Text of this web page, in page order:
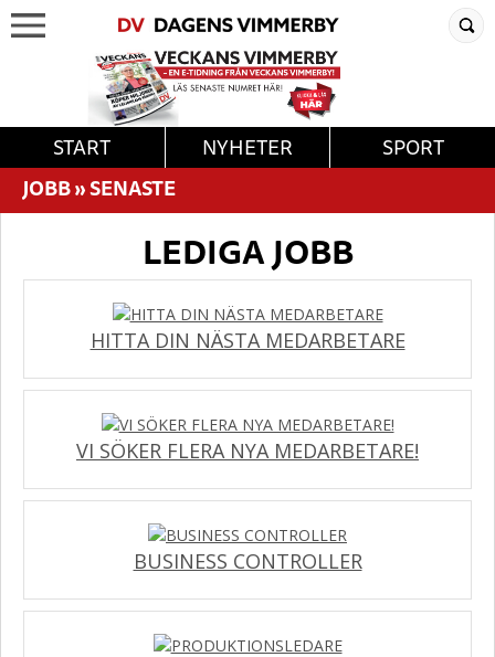
START NYHETER
SPORT
JOBB»SENASTE
LEDIGA JOBB
HITTA DIN NÄSTA MEDARBETARE
VI SÖKER FLERA NYA MEDARBETARE!
BUSINESS CONTROLLER